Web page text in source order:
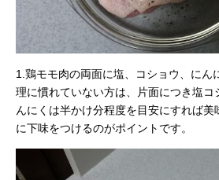
1.鶏モモ肉の両面に塩、コショウ、にん
理に慣れていない方は、片面につき塩コ
んにくは半かけ分程度を目安にすれば
に下味をつけるのがポイントです。